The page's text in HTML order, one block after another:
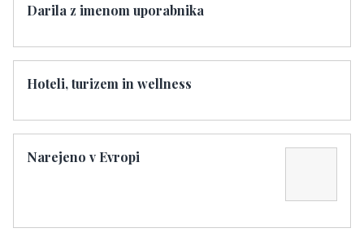
Darila z imenom uporabnika
Hoteli, turizem in wellness
Narejeno v Evropi